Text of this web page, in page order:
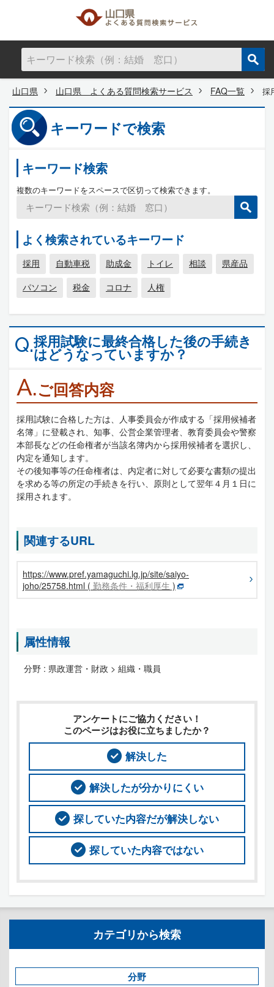
山口県 山口県 よくある質問検索サービス FAQ一覧 採
キーワードで検索
キーワード検索
複数のキーワードをスペースで区切って検索できます。
よく検索されているキーワード
採用 自動車税 助成金 トイレ 相談
県産品
パソコン
税金 コロナ 人権
Q.採用試験に最終合格した後の手続き
はどうなっていますか？
A.ご回答内容
採用試験に合格した方は、人事委員会が作成する「採用候補者
名簿」に登載され、知事、公営企業管理者、教育委員会や警察
本部長などの任命権者が当該名簿内から採用候補者を選択し、
内定を通知します。
その後知事等の任命権者は、内定者に対して必要な書類の提出
を求める等の所定の手続きを行い、原則として翌年４月１日に
採用されます。
関連するURL
https://www.pref.yamaguchi.lg.jp/site/saiyo-
joho/25758.html ( 勤務条件・福利厚生 )
属性情報
分野 : 県政運営・財政 > 組織・職員
アンケートにご協力ください！
このページはお役に立ちましたか？
解決した
解決したが分かりにくい
探していた内容だが解決しない
探していた内容ではない
カテゴリから検索
分野